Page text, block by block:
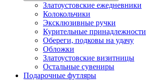
Златоустовские ежедневники
Колокольчики
Эксклюзивные ручки
Курительные принадлежности
Обереги, подковы на удачу
Обложки
Златоустовские визитницы
Остальные сувениры
Подарочные футляры